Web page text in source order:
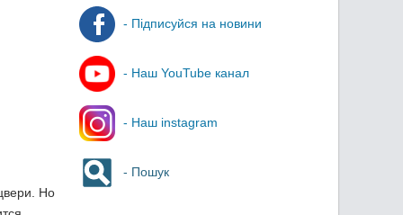
Но
- Підписуйся на новини
- Наш YouTube канал
- Наш instagram
- Пошук